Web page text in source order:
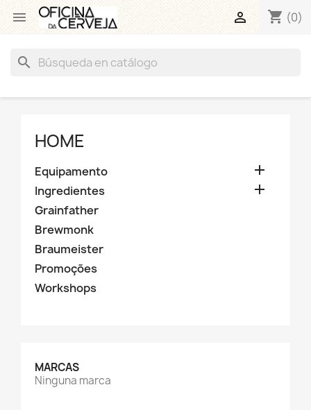
 shopping_cart (0)

search
HOME
Equipamento 
Ingredientes 
Grainfather
Brewmonk
Braumeister
Promoções
Workshops
MARCAS
Ninguna marca